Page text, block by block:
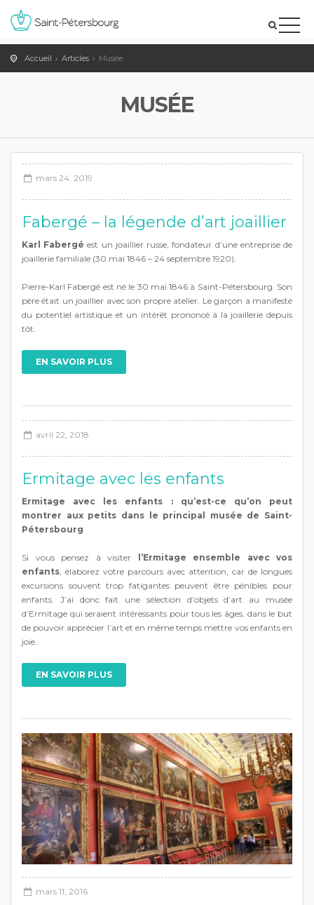
Accueil Articles Musée
MUSÉE
mars 24, 2019
Fabergé – la légende d’art joaillier
Karl Fabergé est un joaillier russe, fondateur d’une entreprise de
joaillerie familiale (30 mai 1846 – 24 septembre 1920).
Pierre-Karl Fabergé est né le 30 mai 1846 à Saint-Pétersbourg. Son
père était un joaillier avec son propre atelier. Le garçon a manifesté
du potentiel artistique et un intérêt prononcé à la joaillerie depuis
tôt.
EN SAVOIR PLUS
avril 22, 2018
Ermitage avec les enfants
Ermitage avec les enfants : qu’est-ce qu’on peut
montrer aux petits dans le principal musée de Saint-
Pétersbourg
Si vous pensez à visiter
l’Ermitage ensemble avec vos
enfants, élaborez votre parcours avec attention, car de longues
excursions souvent trop fatigantes peuvent être pénibles pour
enfants. J’ai donc fait une sélection d’objets d’art au musée
d’Ermitage qui seraient intéressants pour tous les âges, dans le but
de pouvoir apprécier l’art et en même temps mettre vos enfants en
joie.
EN SAVOIR PLUS
mars 11, 2016